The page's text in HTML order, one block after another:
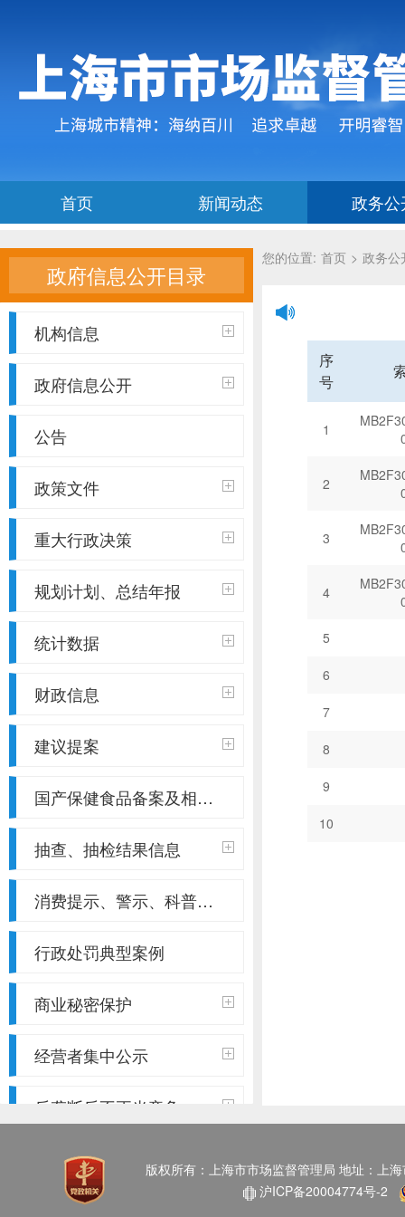
政府信息公开目录
机构信息
政府信息公开
公告
政策文件
重大行政决策
规划计划、总结年报
统计数据
财政信息
建议提案
国产保健食品备案及相关信息公示
抽查、抽检结果信息
消费提示、警示、科普辟谣、质量百事通
行政处罚典型案例
商业秘密保护
经营者集中公示
反垄断反不正当竞争
您的位置: 首页 > 政务公